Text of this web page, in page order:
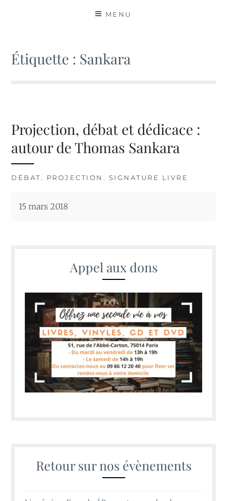
MENU
Étiquette : Sankara
Projection, débat et dédicace :
autour de Thomas Sankara
DÉBAT, PROJECTION , SIGNATURE LIVRE
15 mars 2018
Appel aux dons
Retour sur nos évènements